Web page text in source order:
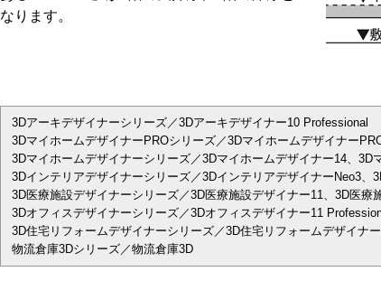
なります。
3Dアーキデザイナーシリーズ／3Dアーキデザイナー10 Professional
3DマイホームデザイナーPROシリーズ／3Dマイホームデザイナー
3Dマイホームデザイナーシリーズ／3Dマイホームデザイナー14、
3Dインテリアデザイナーシリーズ／3DインテリアデザイナーNeo3、
3D医療施設デザイナーシリーズ／3D医療施設デザイナー11、3D医療
3Dオフィスデザイナーシリーズ／3Dオフィスデザイナー11
3D住宅リフォームデザイナーシリーズ／3D住宅リフォームデザイナ
物流倉庫3Dシリーズ／物流倉庫3D